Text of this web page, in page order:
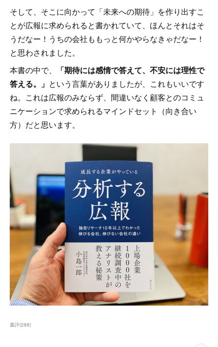
そして、そこに向かって「未来への期待」を作り出すこ
とが広報に求められると書かれていて、ほんとそれはそ
うだなー！うちの会社ももっと何かやらなきゃだなー！
と思わされました。
本書の中で、
「期待には感情で答えて、不安には理性で
答える。」 という言葉がありましたが、これもいいです
ね。これは広報のみならず、間違いなく顧客とのコミュ
ニケーションで求められるマインドセット（向き合い
方）だと思います。
書評(288)